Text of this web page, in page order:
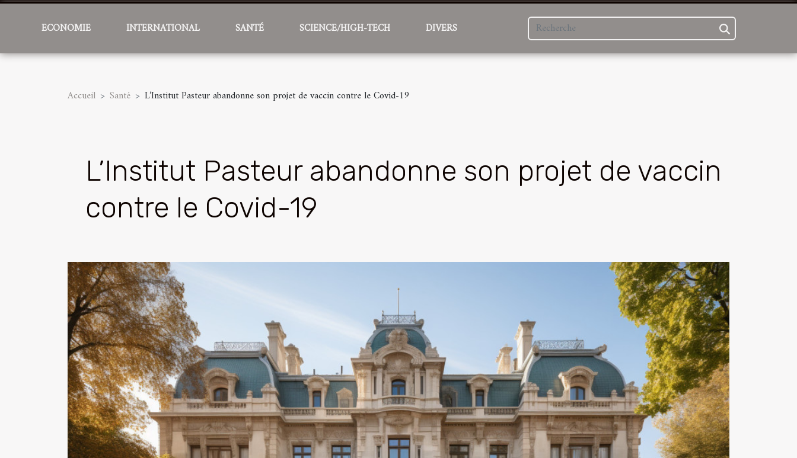
ECONOMIE INTERNATIONAL SANTÉ SCIENCE/HIGH-TECH DIVERS
Accueil Santé L’Institut Pasteur abandonne son projet de vaccin contre le Covid-19
L’Institut Pasteur abandonne son projet de vaccin
contre le Covid-19